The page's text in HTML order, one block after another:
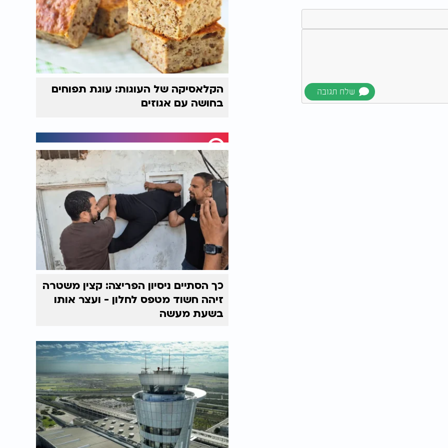
צבעונית מלאה בשיפודים הקסומים האלה,
האלה. זה רגע פשוט, אבל כל כך שמח. כי
שבפשטות.
הקלאסיקה של העוגות: עוגת תפוחים
בחושה עם אגוזים
כך הסתיים ניסיון הפריצה: קצין משטרה
זיהה חשוד מטפס לחלון - ועצר אותו
בשעת מעשה